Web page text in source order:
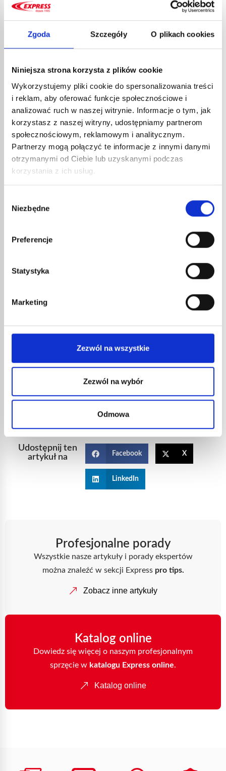
Zgoda Szczegóły O plikach cookies
Niniejsza strona korzysta z plików cookie
Wykorzystujemy pliki cookie do spersonalizowania treści
i reklam, aby oferować funkcje społecznościowe i
analizować ruch w naszej witrynie. Informacje o tym, jak
korzystasz z naszej witryny, udostępniamy partnerom
społecznościowym, reklamowym i analitycznym.
Partnerzy mogą połączyć te informacje z innymi danymi
otrzymanymi od Ciebie lub uzyskanymi podczas
korzystania z ich usług.
zgody
Niezbędne
Preferencje
Statystyka
Marketing
Zezwól na wszystkie
Zezwól na wybór
Odmowa
grubych zespołów metalowych.
3. Spawanie metodą TIG
Spawanie metodą TIG
Przy spawaniu metodą TIG elektroda jest chroniona
przez gazy obojętne, więc nie podlega zużyciu.
Wymaga to zastosowania dodatkowego topnika w
kształcie pręta. Spawarka TIG jest szczególnie
polecana, jeśli musisz łączyć bardzo cienkie elementy
i chcesz uzyskać estetyczne, prawie niezauważalne
spoiny. Spawanie TIG jest mocne, ale jest dostępne
doświadczenie. Jest to metoda, która wymaga
przed zakupem spawarki
kompatybilność z twoją domową instalacją
dla obu rodzajów instalacji. Zaletą spawarki 230 V
jest to, że można ją podłączyć do każdego gniazdka w
Ogólnie przyjmuje się, że wynosi on od 150 do 250 A.
Im mocniejszy amperaż, tym grubsze elementy można
200 A masz duże pole manewru dla swoich projektów
DIY.
Udostępnij ten
artykuł na
Facebook X
LinkedIn
Profesjonalne porady
Wszystkie nasze artykuły i porady ekspertów
można znaleźć w sekcji Express pro tips.
Zobacz inne artykuły
Katalog online
Dowiedz się więcej o naszym profesjonalnym
sprzęcie w katalogu Express online.
Katalog online